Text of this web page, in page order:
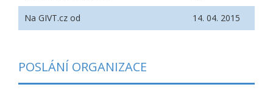
Na GIVT.cz od 14. 04. 2015
POSLÁNÍ ORGANIZACE